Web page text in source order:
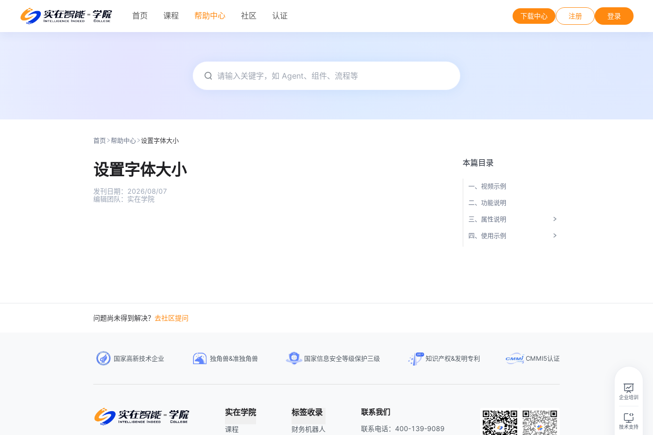
首页 课程 帮助中心 社区 认证 下载中心 注册 登录
首页 帮助中心 设置字体大小
设置字体大小
发刊日期： 2026/08/07
编辑团队： 实在学院
本篇目录
一、视频示例
二、功能说明
三、属性说明
四、使用示例
问题尚未得到解决？ 去社区提问
国家高新技术企业 独角兽&准独角兽 国家信息安全等级保护三级 知识产权&发明专利 CMMI5认证
实在学院
课程
标签收录
财务机器人
联系我们
联系电话：400-139-9089
企业培训
技术支持
实在智能Agent学习群